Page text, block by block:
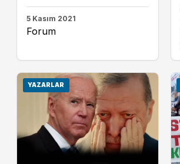
5 Kasım 2021
Forum
YAZARLAR